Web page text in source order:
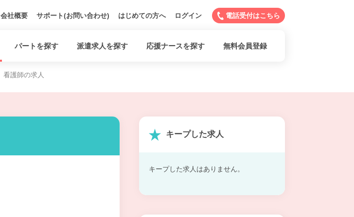
会社概要 サポート(お問い合わせ) はじめての方へ ログイン 電話受付はこちら
パートを探す 派遣求人を探す 応援ナースを探す 無料会員登録
看護師の求人
キープした求人
キープした求人はありません。